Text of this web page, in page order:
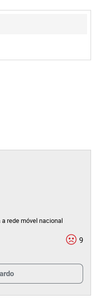
Lote 2
a rede móvel nacional
9